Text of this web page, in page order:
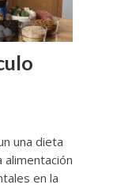
una dieta
alimentación
en la